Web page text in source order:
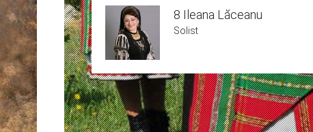
8 Ileana Lăceanu
Solist